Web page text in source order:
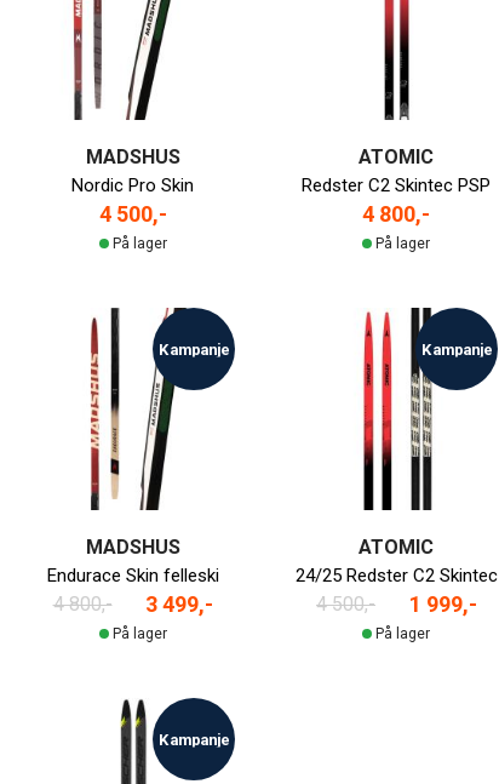
MADSHUS
Nordic Pro Skin
4 500,-
På lager
ATOMIC
Redster C2 Skintec PSP
4 800,-
På lager
Kampanje
MADSHUS
Endurace Skin felleski
4 800,- 3 499,-
På lager
Kampanje
ATOMIC
24/25 Redster C2 Skintec
4 500,- 1 999,-
På lager
Kampanje